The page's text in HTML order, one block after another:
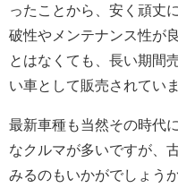
ったことから、安く頑丈
破性やメンテナンス性が
とはなくても、長い期間
い車として販売されていま
最新車種も当然その時代
なクルマが多いですが、
みるのもいかがでしょう